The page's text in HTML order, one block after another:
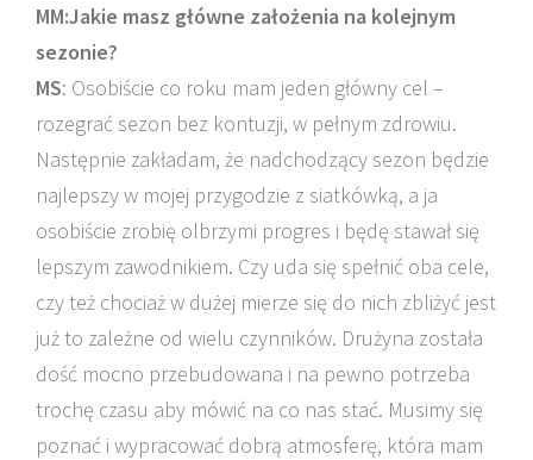
MM:Jakie masz główne założenia na kolejnym
sezonie?
MS: Osobiście co roku mam jeden główny cel –
rozegrać sezon bez kontuzji, w pełnym zdrowiu.
Następnie zakładam, że nadchodzący sezon będzie
najlepszy w mojej przygodzie z siatkówką, a ja
osobiście zrobię olbrzymi progres i będę stawał się
lepszym zawodnikiem. Czy uda się spełnić oba cele,
czy też chociaż w dużej mierze się do nich zbliżyć jest
już to zależne od wielu czynników. Drużyna została
dość mocno przebudowana i na pewno potrzeba
trochę czasu aby mówić na co nas stać. Musimy się
poznać i wypracować dobrą atmosferę, która mam